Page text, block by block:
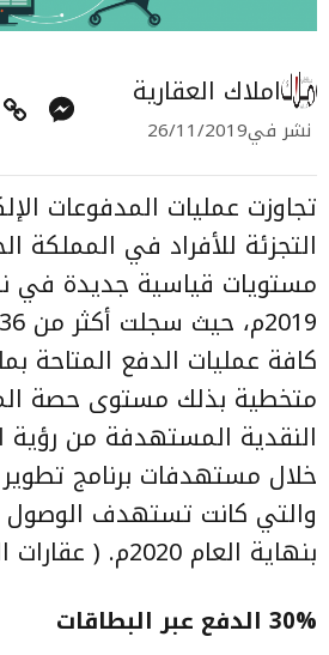
املاك العقارية
نشر في26/11/2019
تجاوزت عمليات المدفوعات
التجزئة للأفراد في المملكة
مستويات قياسية جديدة في
كافة عمليات الدفع المتاحة
متخطية بذلك مستوى حصة
خلال مستهدفات برنامج
بنهاية العام 2020م. ( عقارات الرياض )
30% الدفع عبر البطاقات